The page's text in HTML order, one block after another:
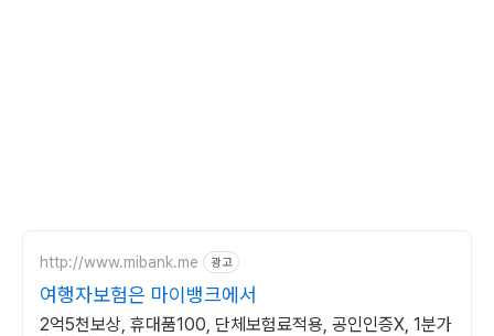
http://www.mibank.me 광고
여행자보험은 마이뱅크에서
2억5천보상, 휴대품100, 단체보험료적용, 공인인증X, 1분가